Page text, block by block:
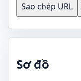
Sao chép URL
Sơ đồ